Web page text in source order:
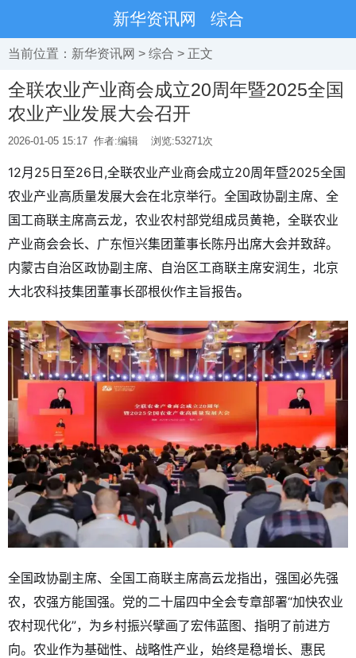
新华资讯网 综合
当前位置： 新华资讯网 > 综合 > 正文
全联农业产业商会成立20周年暨2025全国
农业产业发展大会召开
2026-01-05 15:17 作者:编辑 浏览:53271次
12月25日至26日,全联农业产业商会成立20周年暨2025全国
农业产业高质量发展大会在北京举行。全国政协副主席、全
国工商联主席高云龙，农业农村部党组成员黄艳，全联农业
产业商会会长、广东恒兴集团董事长陈丹出席大会并致辞。
内蒙古自治区政协副主席、自治区工商联主席安润生，北京
大北农科技集团董事长邵根伙作主旨报告。
全国政协副主席、全国工商联主席高云龙指出，强国必先强
农，农强方能国强。党的二十届四中全会专章部署“加快农业
农村现代化”，为乡村振兴擘画了宏伟蓝图、指明了前进方
向。农业作为基础性、战略性产业，始终是稳增长、惠民